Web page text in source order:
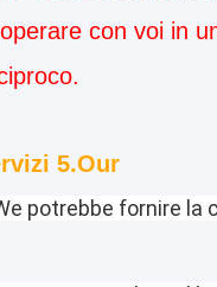
con voi in
5.Our
potrebbe fornire la